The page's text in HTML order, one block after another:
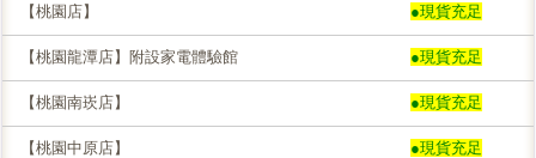
【桃園店】 ●現貨充足
【桃園龍潭店】附設家電體驗館 ●現貨充足
【桃園南崁店】 ●現貨充足
【桃園中原店】 ●現貨充足